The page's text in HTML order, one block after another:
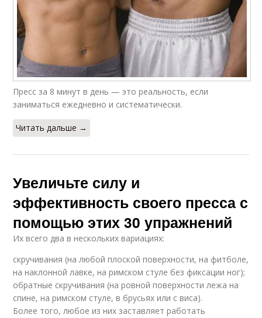
Пресс за 8 минут в день — это реальность, если
заниматься ежедневно и систематически.
Читать дальше →
Увеличьте силу и
эффективность своего пресса с
помощью этих 30 упражнений
Их всего два в нескольких вариациях:
скручивания (на любой плоской поверхности, на фитболе,
на наклонной лавке, на римском стуле без фиксации ног);
обратные скручивания (на ровной поверхности лежа на
спине, на римском стуле, в брусьях или с виса).
Более того, любое из них заставляет работать